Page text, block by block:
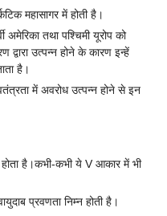
महासागर में होती है।
अमेरिका तथा पश्चिमी यूरोप को
उत्पन्न होने के कारण इन्हें
है।
में अवरोध उत्पन्न होने से इन
होता है।कभी-कभी ये V आकार में भी
प्रवणता निम्न होती है।